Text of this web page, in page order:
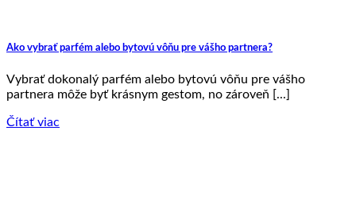
Ako vybrať parfém alebo bytovú vôňu pre vášho partnera?
Vybrať dokonalý parfém alebo bytovú vôňu pre vášho
partnera môže byť krásnym gestom, no zároveň [...]
Čítať viac